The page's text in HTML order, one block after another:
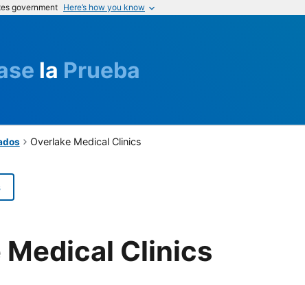
government Here’s how you know
la Prueba
Overlake Medical Clinics
Medical Clinics